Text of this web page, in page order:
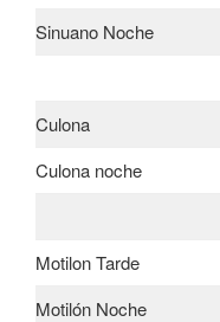
Sinuano Noche
Culona
Culona noche
Motilon Tarde
Motilón Noche